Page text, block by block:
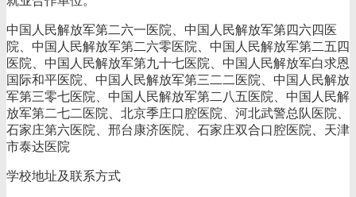
中国人民解放军第二六一医院、中国人民解放军第四六四医
院、中国人民解放军第二六零医院、中国人民解放军第二五四
医院、中国人民解放军第九十七医院、中国人民解放军白求恩
国际和平医院、中国人民解放军第三二二医院、中国人民解放
军第三零七医院、中国人民解放军第二八五医院、中国人民解
放军第二七二医院、北京季庄口腔医院、河北武警总队医院、
石家庄第六医院、邢台康济医院、石家庄双合口腔医院、天津
市泰达医院
学校地址及联系方式